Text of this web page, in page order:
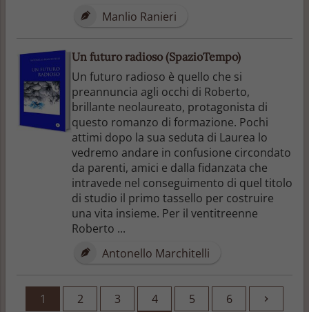
Manlio Ranieri
Un futuro radioso (SpazioTempo)
Un futuro radioso è quello che si
preannuncia agli occhi di Roberto,
brillante neolaureato, protagonista di
questo romanzo di formazione. Pochi
attimi dopo la sua seduta di Laurea lo
vedremo andare in confusione circondato
da parenti, amici e dalla fidanzata che
intravede nel conseguimento di quel titolo
di studio il primo tassello per costruire
una vita insieme. Per il ventitreenne
Roberto ...
Antonello Marchitelli
1 2 3 4 5 6